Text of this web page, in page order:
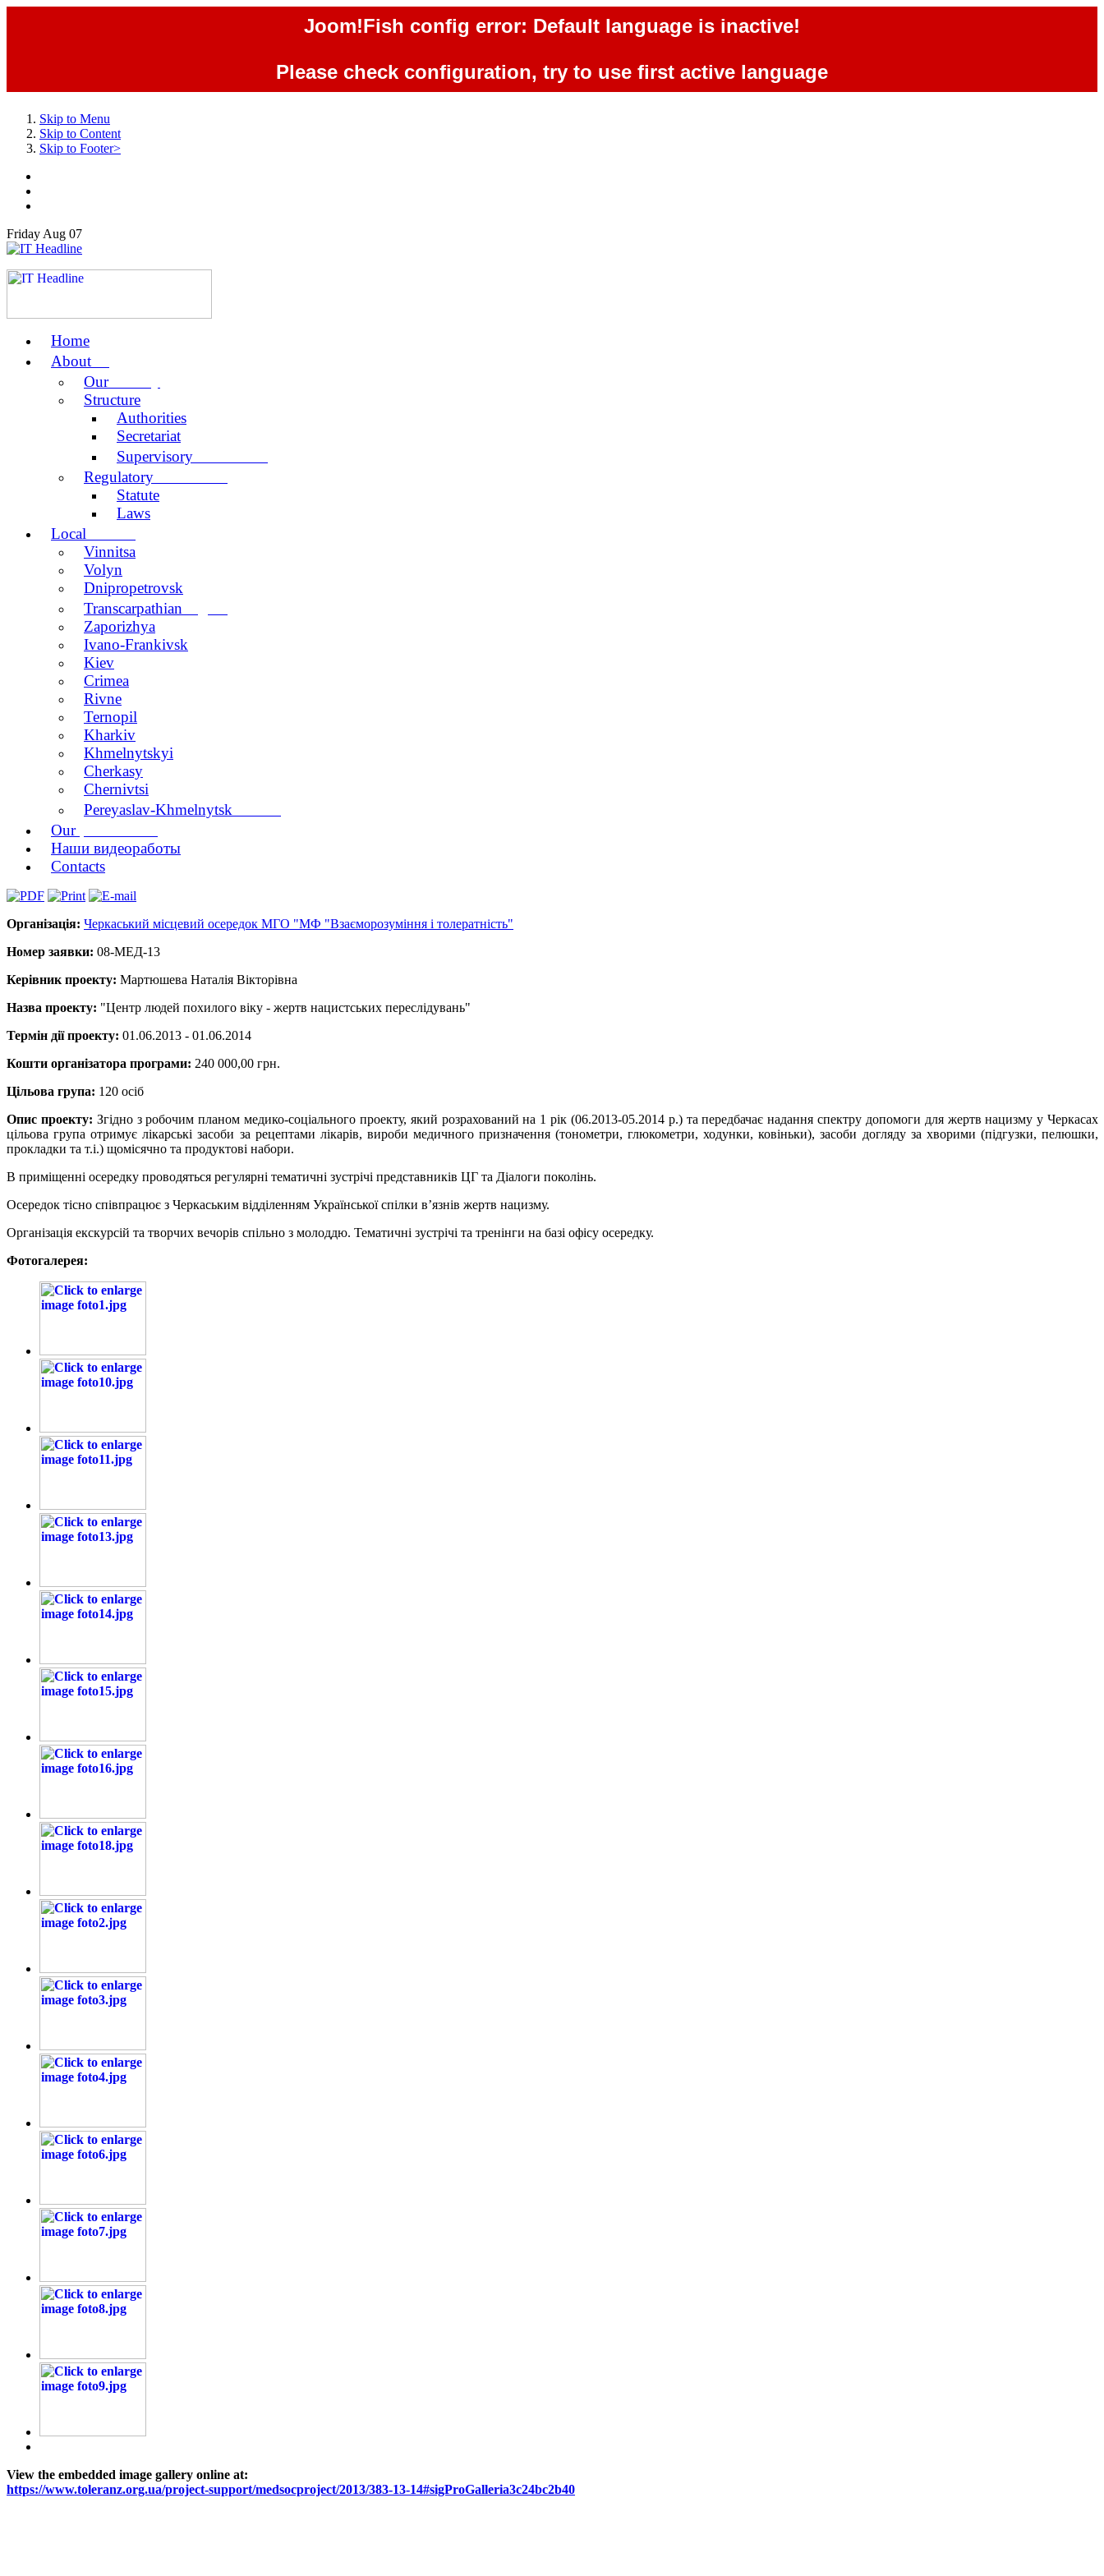
Joom!Fish config error: Default language is inactive!
Please check configuration, try to use first active language
Skip to Menu
Skip to Content
Skip to Footer>
Friday Aug 07
Home
About
Ouractivity
Structure
Authorities
Secretariat
Supervisory
Regulatory
Statute
Laws
Local
Vinnitsa
Volyn
Dnipropetrovsk
Transcarpathian
Zaporizhya
Ivano-Frankivsk
Kiev
Crimea
Rivne
Ternopil
Kharkiv
Khmelnytskyi
Cherkasy
Chernivtsi
Pereyaslav-Khmelnytsk
Ourpublications
Наши видеоработы
Contacts
Організація: Черкаський місцевий осередок МГО "МФ "Взаєморозуміння і толератність"
Номер заявки: 08-МЕД-13
Керівник проекту: Мартюшева Наталія Вікторівна
Назва проекту: "Центр людей похилого віку - жертв нацистських переслідувань"
Термін дії проекту: 01.06.2013 - 01.06.2014
Кошти організатора програми: 240 000,00 грн.
Цільова група: 120 осіб
Опис проекту: Згідно з робочим планом медико-соціального проекту, який розрахований на 1 рік (06.2013-05.2014 р.) та передбачає надання спектру допомоги для жертв нацизму у Черкасах
цільова група отримує лікарські засоби за рецептами лікарів, вироби медичного призначення (тонометри, глюкометри, ходунки, ковіньки), засоби догляду за хворими (підгузки, пелюшки,
прокладки та т.і.) щомісячно та продуктові набори.
В приміщенні осередку проводяться регулярні тематичні зустрічі представників ЦГ та Діалоги поколінь.
Осередок тісно співпрацює з Черкаським відділенням Української спілки в’язнів жертв нацизму.
Організація екскурсій та творчих вечорів спільно з молоддю. Тематичні зустрічі та тренінги на базі офісу осередку.
Фотогалерея:
View the embedded image gallery online at:
https://www.toleranz.org.ua/project-support/medsocproject/2013/383-13-14#sigProGalleria3c24bc2b40